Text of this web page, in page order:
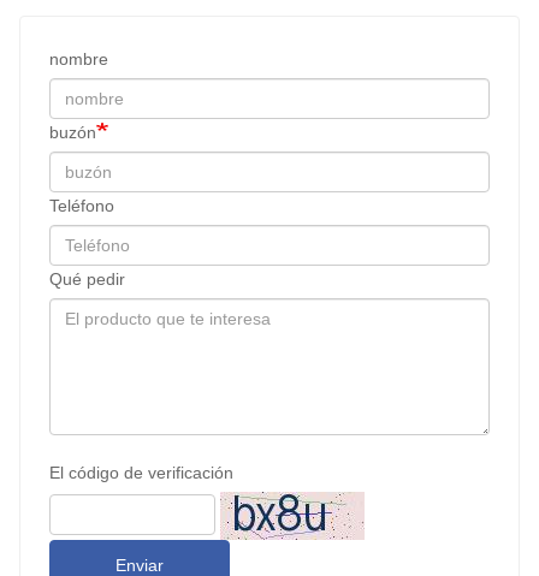
nombre
buzón
Teléfono
Qué pedir
El código de verificación
Enviar